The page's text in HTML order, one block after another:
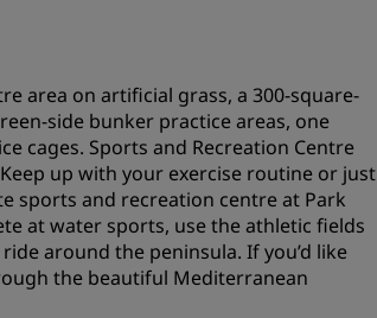
area on artificial grass, a 300-square-
side bunker practice areas, one
cages. Sports and Recreation Centre
up with your exercise routine or just
sports and recreation centre at Park
at water sports, use the athletic fields
around the peninsula. If you’d like
the beautiful Mediterranean